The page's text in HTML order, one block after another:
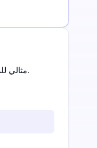
مثالي للمستخدمين ذوي الحجم الكبير والفرق.